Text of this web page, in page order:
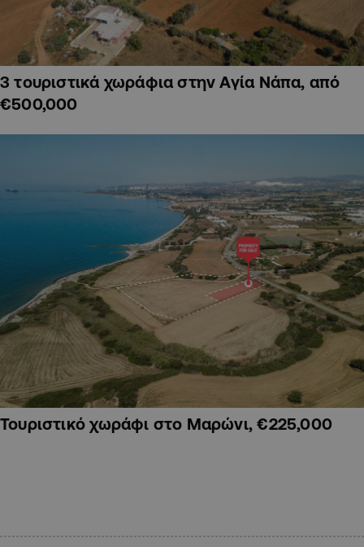
3 τουριστικά χωράφια στην Αγία Νάπα, από
€500,000
Τουριστικό χωράφι στο Μαρώνι, €225,000